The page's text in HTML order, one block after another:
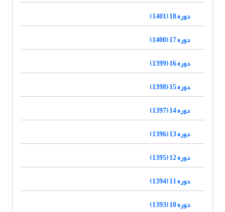
دوره 18 (1401)
دوره 17 (1400)
دوره 16 (1399)
دوره 15 (1398)
دوره 14 (1397)
دوره 13 (1396)
دوره 12 (1395)
دوره 11 (1394)
دوره 10 (1393)